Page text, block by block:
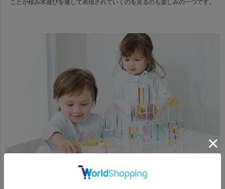
ことが積み木遊びを通して表現されていくのを見るのも楽しみの一つです。
子供から大人まで成長に合わせて楽しめる